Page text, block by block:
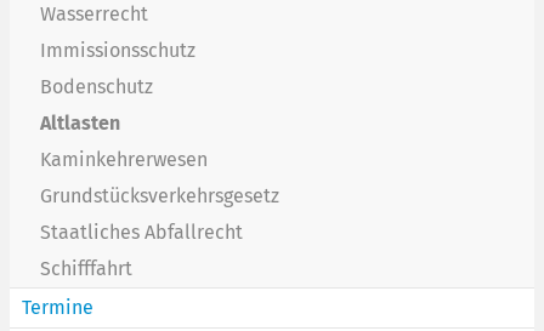
Wasserrecht
Immissionsschutz
Bodenschutz
Altlasten
Kaminkehrerwesen
Grundstücksverkehrsgesetz
Staatliches Abfallrecht
Schifffahrt
Termine